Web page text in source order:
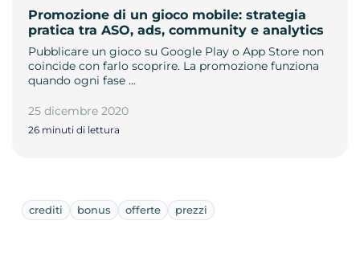
Promozione di un gioco mobile: strategia
pratica tra ASO, ads, community e analytics
Pubblicare un gioco su Google Play o App Store non
coincide con farlo scoprire. La promozione funziona
quando ogni fase …
25 dicembre 2020
26 minuti di lettura
crediti bonus offerte prezzi